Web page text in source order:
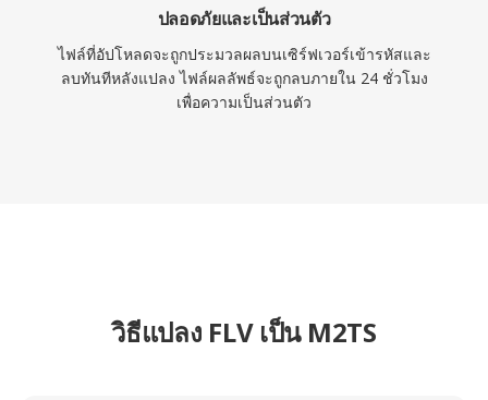
ปลอดภัยและเป็นส่วนตัว
ไฟล์ที่อัปโหลดจะถูกประมวลผลบนเซิร์ฟเวอร์เข้ารหัสและ
ลบทันทีหลังแปลง ไฟล์ผลลัพธ์จะถูกลบภายใน 24 ชั่วโมง
เพื่อความเป็นส่วนตัว
วิธีแปลง FLV เป็น M2TS